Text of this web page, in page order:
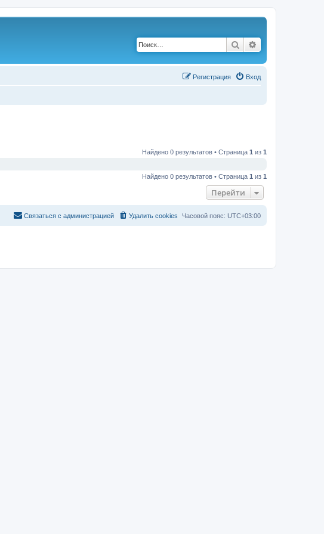
Поиск
Вход
Регистрация
Найдено 0 результатов • Страница 1 из 1
Найдено 0 результатов • Страница 1 из 1
Перейти
Часовой пояс: UTC+03:00
Удалить cookies
Связаться с администрацией